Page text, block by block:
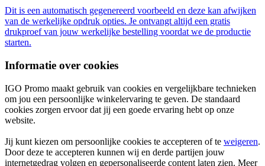
Dit is een automatisch gegenereerd voorbeeld en deze kan afwijken
van de werkelijke opdruk opties. Je ontvangt altijd een gratis
drukproef van jouw werkelijke bestelling voordat we de productie
starten.
Informatie over cookies
IGO Promo maakt gebruik van cookies en vergelijkbare technieken
om jou een persoonlijke winkelervaring te geven. De standaard
cookies zorgen ervoor dat jij een goede ervaring hebt op onze
website.
Jij kunt kiezen om persoonlijke cookies te accepteren of te weigeren.
Door deze te accepteren kunnen wij en derde partijen jouw
internetgedrag volgen en gepersonaliseerde content laten zien. Meer